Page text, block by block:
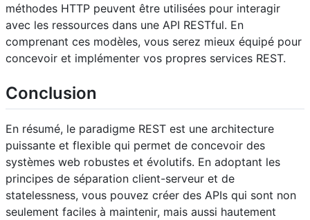
méthodes HTTP peuvent être utilisées pour interagir
avec les ressources dans une API RESTful. En
comprenant ces modèles, vous serez mieux équipé pour
concevoir et implémenter vos propres services REST.
Conclusion
En résumé, le paradigme REST est une architecture
puissante et flexible qui permet de concevoir des
systèmes web robustes et évolutifs. En adoptant les
principes de séparation client-serveur et de
statelessness, vous pouvez créer des APIs qui sont non
seulement faciles à maintenir, mais aussi hautement